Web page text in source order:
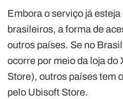
Embora o serviço já
brasileiros, a forma de
outros países. Se no
ocorre por meio da loja do
Store), outros países tem
pelo Ubisoft Store.